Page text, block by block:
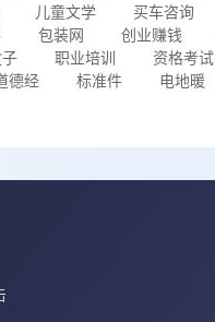
儿童文学 买车咨询
包装网 创业赚钱
职业培训 资格考试
德经 标准件 电地暖